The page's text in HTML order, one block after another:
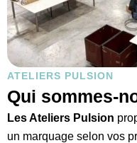
ATELIERS PULSION
Qui sommes-
Les Ateliers Pulsion
un marquage selon vos